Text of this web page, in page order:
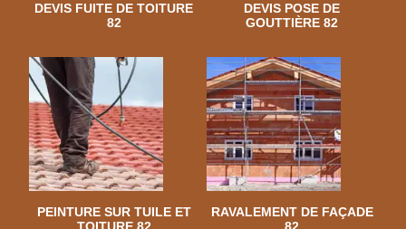
DEVIS FUITE DE TOITURE
82
DEVIS POSE DE
GOUTTIÈRE 82
PEINTURE SUR TUILE ET
RAVALEMENT DE FAÇADE